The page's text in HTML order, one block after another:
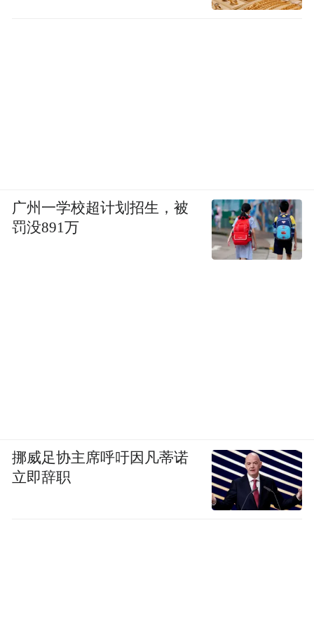
广州一学校超计划招生，被
罚没891万
挪威足协主席呼吁因凡蒂诺
立即辞职